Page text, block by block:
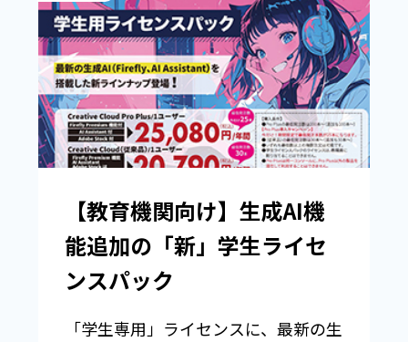
【教育機関向け】生成AI機
能追加の「新」学生ライセ
ンスパック
「学生専用」ライセンスに、最新の生